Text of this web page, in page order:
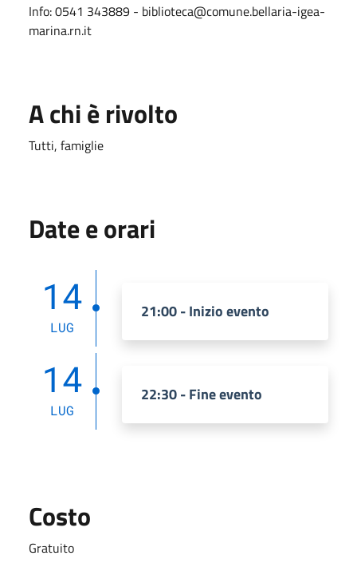
Info: 0541 343889 - biblioteca@comune.bellaria-igea-
marina.rn.it
A chi è rivolto
Tutti, famiglie
Date e orari
14
LUG
21:00 - Inizio evento
14
LUG
22:30 - Fine evento
Costo
Gratuito